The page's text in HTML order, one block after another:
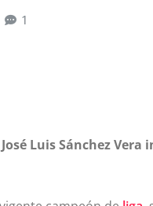
1
Luis Sánchez